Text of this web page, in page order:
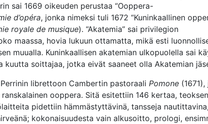
sai 1669 oikeuden perustaa “Ooppera-
d’opéra, jonka nimeksi tuli 1672 “Kuninkaallinen
royale de musique). “Akatemia” sai privilegion
maassa, hovia lukuun ottamatta, mikä esti
muualla. Kuninkaallisen akatemian ulkopuolella sai
kuutta soittajaa, jotka eivät saaneet olla Akatemian
Perrinin librettoon Cambertin pastoraali Pomone
ranskalainen ooppera. Sitä esitettiin 146 kertaa, teoksen
pidettiin hämmästyttävinä, tansseja
kokonaisuudesta vain alkusoitto, prologi,